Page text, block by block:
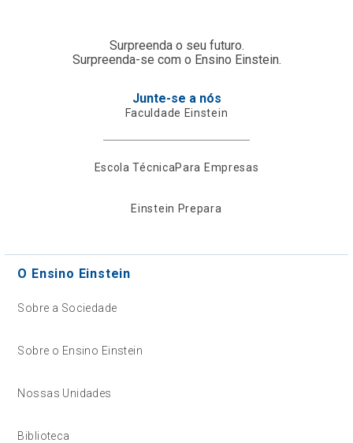
Surpreenda o seu futuro.
Surpreenda-se com o Ensino Einstein.
Junte-se a nós
Faculdade Einstein
Escola TécnicaPara Empresas
Einstein Prepara
O Ensino Einstein
Sobre a Sociedade
Sobre o Ensino Einstein
Nossas Unidades
Biblioteca